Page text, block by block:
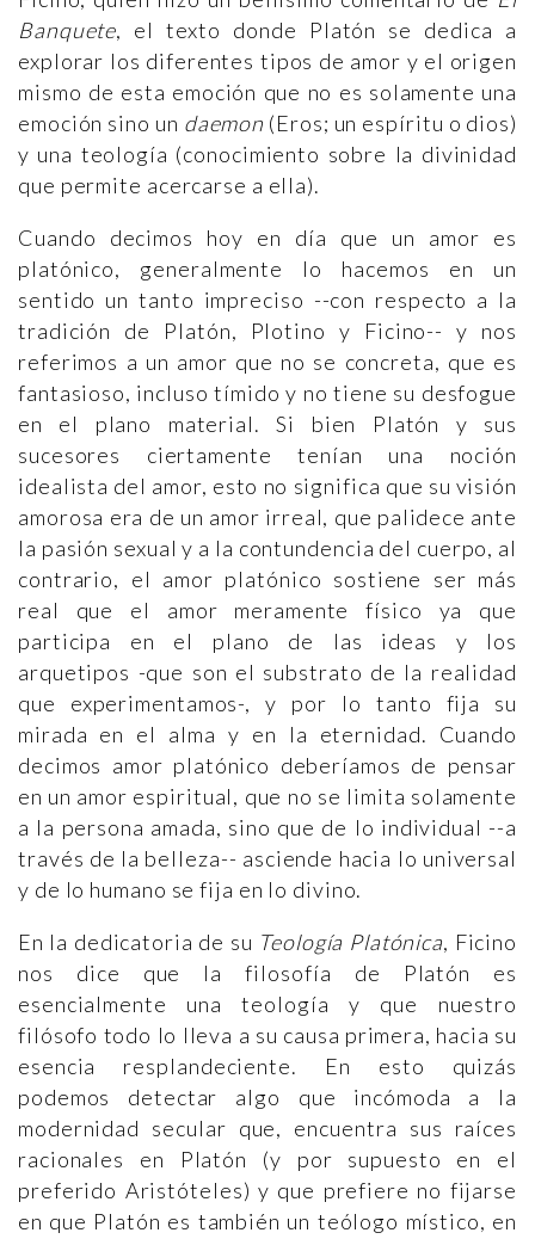
Banquete, el texto donde Platón se dedica a
explorar los diferentes tipos de amor y el origen
mismo de esta emoción que no es solamente una
emoción sino un daemon (Eros; un espíritu o dios)
y una teología (conocimiento sobre la divinidad
que permite acercarse a ella).
Cuando decimos hoy en día que un amor es
platónico, generalmente lo hacemos en un
sentido un tanto impreciso --con respecto a la
tradición de Platón, Plotino y Ficino-- y nos
referimos a un amor que no se concreta, que es
fantasioso, incluso tímido y no tiene su desfogue
en el plano material. Si bien Platón y sus
sucesores ciertamente tenían una noción
idealista del amor, esto no significa que su visión
amorosa era de un amor irreal, que palidece ante
la pasión sexual y a la contundencia del cuerpo, al
contrario, el amor platónico sostiene ser más
real que el amor meramente físico ya que
participa en el plano de las ideas y los
arquetipos -que son el substrato de la realidad
que experimentamos-, y por lo tanto fija su
mirada en el alma y en la eternidad. Cuando
decimos amor platónico deberíamos de pensar
en un amor espiritual, que no se limita solamente
a la persona amada, sino que de lo individual --a
través de la belleza-- asciende hacia lo universal
y de lo humano se fija en lo divino.
En la dedicatoria de su Teología Platónica, Ficino
nos dice que la filosofía de Platón es
esencialmente una teología y que nuestro
filósofo todo lo lleva a su causa primera, hacia su
esencia resplandeciente. En esto quizás
podemos detectar algo que incómoda a la
modernidad secular que, encuentra sus raíces
racionales en Platón (y por supuesto en el
preferido Aristóteles) y que prefiere no fijarse
en que Platón es también un teólogo místico, en